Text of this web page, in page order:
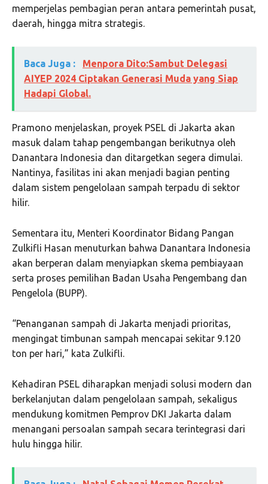
memperjelas pembagian peran antara pemerintah pusat,
daerah, hingga mitra strategis.
Baca Juga :
Menpora Dito:Sambut Delegasi
AIYEP 2024 Ciptakan Generasi Muda yang Siap
Hadapi Global.
Pramono menjelaskan, proyek PSEL di Jakarta akan
masuk dalam tahap pengembangan berikutnya oleh
Danantara Indonesia dan ditargetkan segera dimulai.
Nantinya, fasilitas ini akan menjadi bagian penting
dalam sistem pengelolaan sampah terpadu di sektor
hilir.
Sementara itu, Menteri Koordinator Bidang Pangan
Zulkifli Hasan menuturkan bahwa Danantara Indonesia
akan berperan dalam menyiapkan skema pembiayaan
serta proses pemilihan Badan Usaha Pengembang dan
Pengelola (BUPP).
“Penanganan sampah di Jakarta menjadi prioritas,
mengingat timbunan sampah mencapai sekitar 9.120
ton per hari,” kata Zulkifli.
Kehadiran PSEL diharapkan menjadi solusi modern dan
berkelanjutan dalam pengelolaan sampah, sekaligus
mendukung komitmen Pemprov DKI Jakarta dalam
menangani persoalan sampah secara terintegrasi dari
hulu hingga hilir.